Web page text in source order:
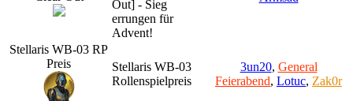
Out] - Sieg
errungen für
Advent!
Stellaris WB-03 RP
Preis
Stellaris WB-03
Rollenspielpreis
3un20, General
Feierabend, Lotuc, Zak0r